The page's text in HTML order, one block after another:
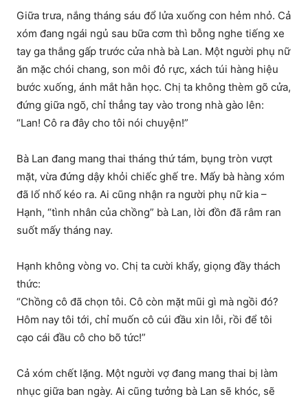
Giữa trưa, nắng tháng sáu đổ lửa xuống con hẻm nhỏ. Cả
xóm đang ngái ngủ sau bữa cơm thì bỗng nghe tiếng xe
tay ga thắng gấp trước cửa nhà bà Lan. Một người phụ nữ
ăn mặc chói chang, son môi đỏ rực, xách túi hàng hiệu
bước xuống, ánh mắt hằn học. Chị ta không thèm gõ cửa,
đứng giữa ngõ, chỉ thẳng tay vào trong nhà gào lên:
“Lan! Cô ra đây cho tôi nói chuyện!”
Bà Lan đang mang thai tháng thứ tám, bụng tròn vượt
mặt, vừa đứng dậy khỏi chiếc ghế tre. Mấy bà hàng xóm
đã lố nhố kéo ra. Ai cũng nhận ra người phụ nữ kia –
Hạnh, “tình nhân của chồng” bà Lan, lời đồn đã râm ran
suốt mấy tháng nay.
Hạnh không vòng vo. Chị ta cười khẩy, giọng đầy thách
thức:
“Chồng cô đã chọn tôi. Cô còn mặt mũi gì mà ngồi đó?
Hôm nay tôi tới, chỉ muốn cô cúi đầu xin lỗi, rồi để tôi
cạo cái đầu cô cho bõ tức!”
Cả xóm chết lặng. Một người vợ đang mang thai bị làm
nhục giữa ban ngày. Ai cũng tưởng bà Lan sẽ khóc, sẽ